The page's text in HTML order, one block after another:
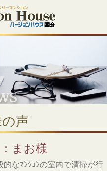
声
まお様
なﾏﾝｼｮﾝの室内で清掃が行